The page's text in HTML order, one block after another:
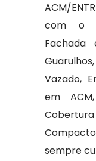
ACM/
com o
Vazado,
em
sempre